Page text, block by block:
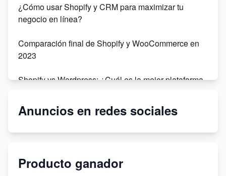
¿Cómo usar Shopify y CRM para maximizar tu
negocio en línea?
Comparación final de Shopify y WooCommerce en
2023
Shopify vs Wordpress: ¿Cuál es la mejor plataforma
Dropshipping: Sophie Fai vs Amazon - ¿Cuál es la
Anuncios en redes sociales
Producto ganador